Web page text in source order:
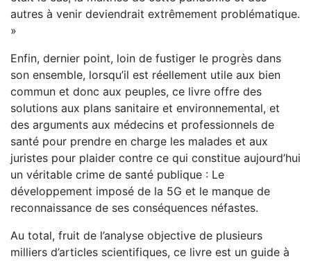
autres à venir deviendrait extrêmement problématique.
»
Enfin, dernier point, loin de fustiger le progrès dans
son ensemble, lorsqu’il est réellement utile aux bien
commun et donc aux peuples, ce livre offre des
solutions aux plans sanitaire et environnemental, et
des arguments aux médecins et professionnels de
santé pour prendre en charge les malades et aux
juristes pour plaider contre ce qui constitue aujourd’hui
un véritable crime de santé publique : Le
développement imposé de la 5G et le manque de
reconnaissance de ses conséquences néfastes.
Au total, fruit de l’analyse objective de plusieurs
milliers d’articles scientifiques, ce livre est un guide à